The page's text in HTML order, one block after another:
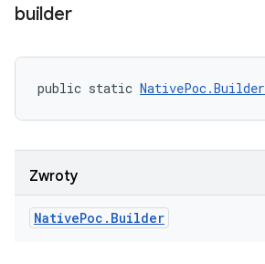
builder
public static NativePoc.Builder
Zwroty
NativePoc . Builder